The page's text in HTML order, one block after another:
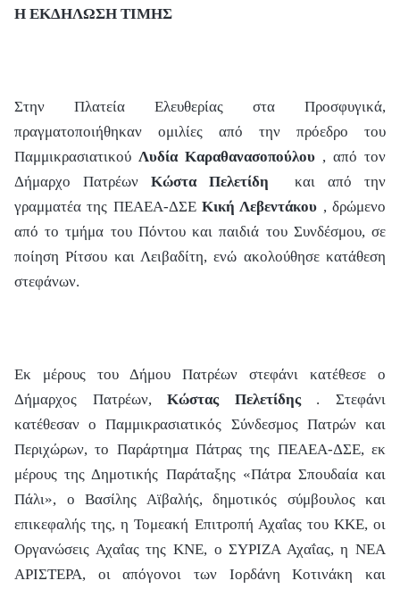
Η ΕΚΔΗΛΩΣΗ ΤΙΜΗΣ
Στην Πλατεία Ελευθερίας στα Προσφυγικά,
πραγματοποιήθηκαν ομιλίες από την πρόεδρο του
Παμμικρασιατικού Λυδία Καραθανασοπούλου , από τον
Δήμαρχο ΠατρέωνΚώστα Πελετίδη
και από την
γραμματέα της ΠΕΑΕΑ-ΔΣΕ Κική Λεβεντάκου , δρώμενο
από το τμήμα του Πόντου και παιδιά του Συνδέσμου, σε
ποίηση Ρίτσου και Λειβαδίτη, ενώ ακολούθησε κατάθεση
στεφάνων.
Εκ μέρους του Δήμου Πατρέων στεφάνι κατέθεσε ο
Δήμαρχος Πατρέων,Κώστας Πελετίδης
. Στεφάνι
κατέθεσαν ο Παμμικρασιατικός Σύνδεσμος Πατρών και
Περιχώρων, το Παράρτημα Πάτρας της ΠΕΑΕΑ-ΔΣΕ, εκ
μέρους της Δημοτικής Παράταξης «Πάτρα Σπουδαία και
Πάλι», ο Βασίλης Αϊβαλής, δημοτικός σύμβουλος και
επικεφαλής της, η Τομεακή Επιτροπή Αχαΐας του ΚΚΕ, οι
Οργανώσεις Αχαΐας της ΚΝΕ, ο ΣΥΡΙΖΑ Αχαΐας, η ΝΕΑ
ΑΡΙΣΤΕΡΑ, οι απόγονοι των Ιορδάνη Κοτινάκη και